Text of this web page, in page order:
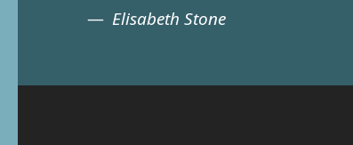
Elisabeth Stone